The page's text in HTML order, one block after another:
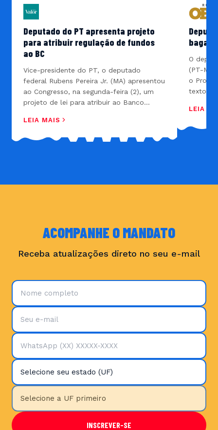
Deputado do PT apresenta projeto
para atribuir regulação de fundos
ao BC
Vice-presidente do PT, o deputado
federal Rubens Pereira Jr. (MA) apresentou
ao Congresso, na segunda-feira (2), um
projeto de lei para atribuir ao Banco
investimento, proposta defendida pelo
LEIA MAIS
O
(PT-
o
texto
de
LEIA
ACOMPANHE O MANDATO
Receba atualizações direto no seu e-mail
INSCREVER-SE